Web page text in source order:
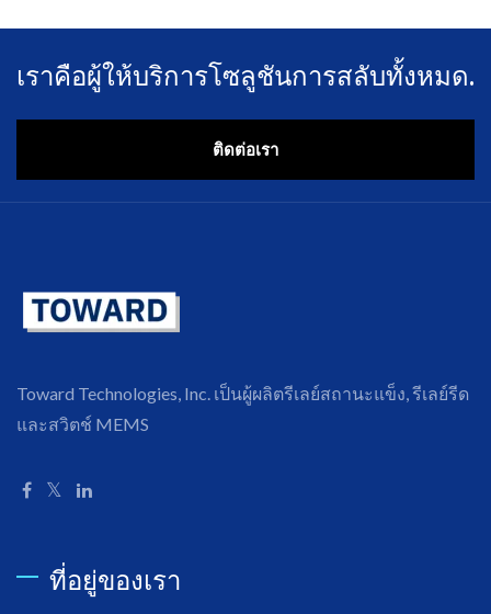
เราคือผู้ให้บริการโซลูชันการสลับทั้งหมด.
ติดต่อเรา
Toward Technologies, Inc. เป็นผู้ผลิตรีเลย์สถานะแข็ง, รีเลย์รีด
และสวิตช์ MEMS
ที่อยู่ของเรา